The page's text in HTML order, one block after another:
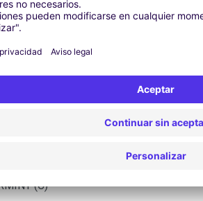
LA-MOLIERE (C)
AUTOMOBILES - ST-ETIENNE (C)
FEUGEROLLES (C)
(C)